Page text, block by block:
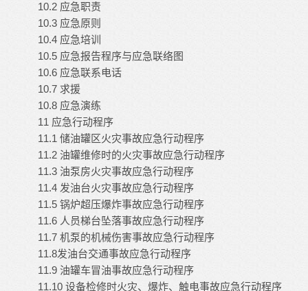
10.2 应急职责
10.3 应急原则
10.4 应急培训
10.5 应急报告程序与应急联络图
10.6 应急联系电话
10.7 求援
10.8 应急演练
11 应急行动程序
11.1 储油罐区火灾事故应急行动程序
11.2 油罐维修时的火灾事故应急行动程序
11.3 油泵房火灾事故应急行动程序
11.4 发油台火灾事故应急行动程序
11.5 锅炉超压爆炸事故应急行动程序
11.6 人员梯台坠落事故应急行动程序
11.7 机泵的机械伤害事故应急行动程序
11.8发油台交通事故应急行动程序
11.9 油罐车冒油事故应急行动程序
11.10 设备检修时火灾、爆炸、触电事故应急行动程序